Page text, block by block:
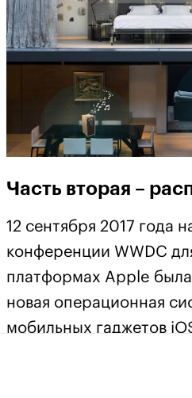
Часть вторая –
12 сентября 2017 года
конференции WWDC
платформах Apple
новая операционная
мобильных гаджетов